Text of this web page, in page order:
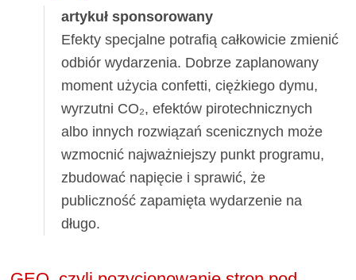
artykuł sponsorowany
Efekty specjalne potrafią całkowicie zmienić
odbiór wydarzenia. Dobrze zaplanowany
moment użycia confetti, ciężkiego dymu,
wyrzutni CO₂, efektów pirotechnicznych
albo innych rozwiązań scenicznych może
wzmocnić najważniejszy punkt programu,
zbudować napięcie i sprawić, że
publiczność zapamięta wydarzenie na
długo.